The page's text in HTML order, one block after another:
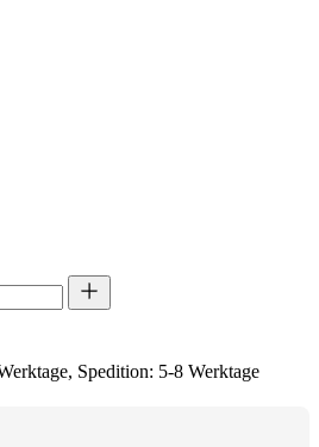
Spedition: 5-8 Werktage